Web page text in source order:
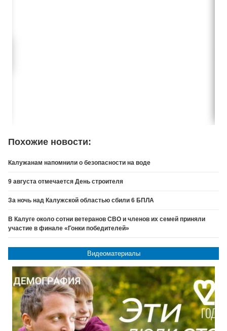
Похожие новости:
Калужанам напомнили о безопасности на воде
9 августа отмечается День строителя
За ночь над Калужской областью сбили 6 БПЛА
В Калуге около сотни ветеранов СВО и членов их семей приняли
участие в финале «Гонки победителей»
Видеоматериалы